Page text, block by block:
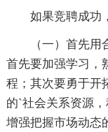
如果竞聘成功，
（一）首先用合
首先要加强学习，
程；其次要勇于开
的`社会关系资源
增强把握市场动态